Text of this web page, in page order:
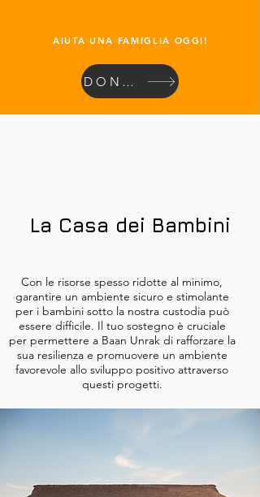
AIUTA UNA FAMIGLIA OGGI!
DONARE
La Casa dei Bambini
Con le risorse spesso ridotte al minimo,
garantire un ambiente sicuro e stimolante
per i bambini sotto la nostra custodia può
essere difficile. Il tuo sostegno è cruciale
per permettere a Baan Unrak di rafforzare la
sua resilienza e promuovere un ambiente
favorevole allo sviluppo positivo attraverso
questi progetti.